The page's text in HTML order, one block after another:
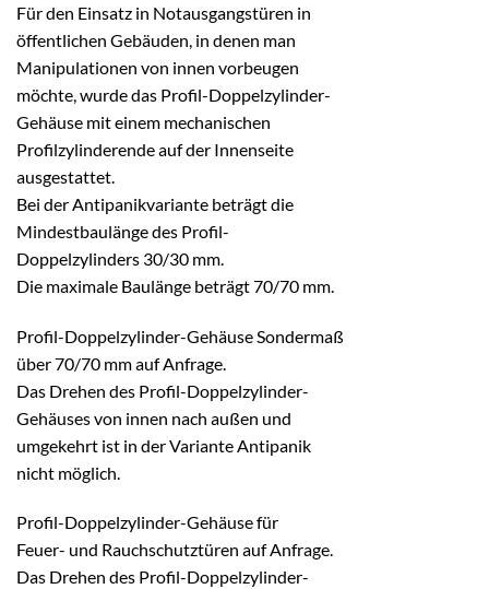
Für den Einsatz in Notausgangstüren in
öffentlichen Gebäuden, in denen man
Manipulationen von innen vorbeugen
möchte, wurde das Profil-Doppelzylinder-
Gehäuse mit einem mechanischen
Profilzylinderende auf der Innenseite
ausgestattet.
Bei der Antipanikvariante beträgt die
Mindestbaulänge des Profil-
Doppelzylinders 30/30 mm.
Die maximale Baulänge beträgt 70/70 mm.
Profil-Doppelzylinder-Gehäuse Sondermaß
über 70/70 mm auf Anfrage.
Das Drehen des Profil-Doppelzylinder-
Gehäuses von innen nach außen und
umgekehrt ist in der Variante Antipanik
nicht möglich.
Profil-Doppelzylinder-Gehäuse für
Feuer- und Rauchschutztüren auf Anfrage.
Das Drehen des Profil-Doppelzylinder-